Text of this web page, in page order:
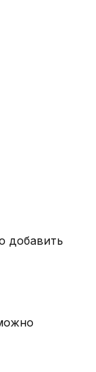
добавить